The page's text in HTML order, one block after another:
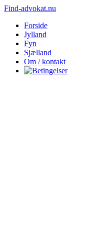
Find-advokat.nu
Forside
Jylland
Fyn
Sjælland
Om / kontakt